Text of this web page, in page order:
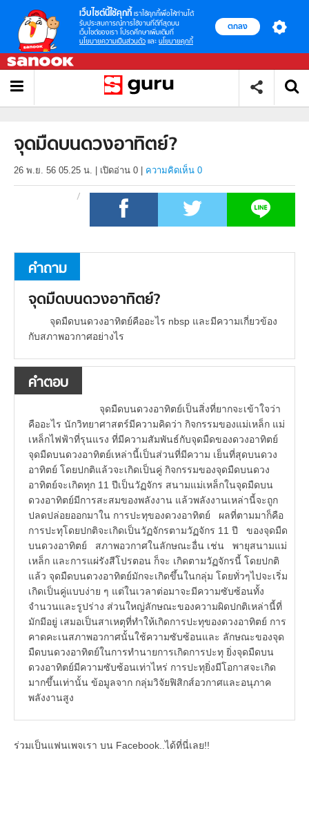
เว็บไซต์นี้ใช้คุกกี้ เราใช้คุกกี้เพื่อให้ท่านได้
รับประสบการณ์การใช้งานที่ดีที่สุดบน
เว็บไซต์ของเรา โปรดศึกษาเพิ่มเติมที่
นโยบายความเป็นส่วนตัว และ นโยบายคุกกี้
ตกลง
จุดมืดบนดวงอาทิตย์?
26 พ.ย. 56 05.25 น. เปิดอ่าน 0 ความคิดเห็น 0
คำถาม
จุดมืดบนดวงอาทิตย์?
จุดมืดบนดวงอาทิตย์คืออะไร nbsp และมีความเกี่ยวข้อง
กับสภาพอวกาศอย่างไร
คำตอบ
จุดมืดบนดวงอาทิตย์เป็นสิ่งที่ยากจะเข้าใจว่า
คืออะไร นักวิทยาศาสตร์มีความคิดว่า กิจกรรมของแม่เหล็ก แม่
เหล็กไฟฟ้าที่รุนแรง ที่มีความสัมพันธ์กับจุดมืดของดวงอาทิตย์
จุดมืดบนดวงอาทิตย์เหล่านี้เป็นส่วนที่มีความ เย็นที่สุดบนดวง
อาทิตย์ โดยปกติแล้วจะเกิดเป็นคู่ กิจกรรมของจุดมืดบนดวง
อาทิตย์จะเกิดทุก 11 ปีเป็นวัฏจักร สนามแม่เหล็กในจุดมืดบน
ดวงอาทิตย์มีการสะสมของพลังงาน แล้วพลังงานเหล่านี้จะถูก
ปลดปล่อยออกมาใน การปะทุของดวงอาทิตย์ ผลที่ตามมาก็คือ
การปะทุโดยปกติจะเกิดเป็นวัฏจักรตามวัฏจักร 11 ปี ของจุดมืด
บนดวงอาทิตย์ สภาพอวกาศในลักษณะอื่น เช่น พายุสนามแม่
เหล็ก และการแผ่รังสีโปรตอน ก็จะ เกิดตามวัฏจักรนี้ โดยปกติ
แล้ว จุดมืดบนดวงอาทิตย์มักจะเกิดขึ้นในกลุ่ม โดยทั่วๆไปจะเริ่ม
เกิดเป็นคู่แบบง่าย ๆ แต่ในเวลาต่อมาจะมีความซับซ้อนทั้ง
จำนวนและรูปร่าง ส่วนใหญ่ลักษณะของความผิดปกติเหล่านี้ที่
มักมีอยู่ เสมอเป็นสาเหตุที่ทำให้เกิดการปะทุของดวงอาทิตย์ การ
คาดคะเนสภาพอวกาศนั้นใช้ความซับซ้อนและ ลักษณะของจุด
มืดบนดวงอาทิตย์ในการทำนายการเกิดการปะทุ ยิ่งจุดมืดบน
ดวงอาทิตย์มีความซับซ้อนเท่าไหร่ การปะทุยิ่งมีโอกาสจะเกิด
มากขึ้นเท่านั้น ข้อมูลจาก กลุ่มวิจัยฟิสิกส์อวกาศและอนุภาค
พลังงานสูง
ร่วมเป็นแฟนเพจเรา บน Facebook..ได้ที่นี่เลย!!